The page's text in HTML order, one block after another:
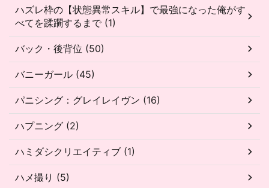
ハズレ枠の【状態異常スキル】で最強になった俺がす
べてを蹂躙するまで (1)
バック・後背位 (50)
バニーガール (45)
パニシング：グレイレイヴン (16)
ハプニング (2)
ハミダシクリエイティブ (1)
ハメ撮り (5)